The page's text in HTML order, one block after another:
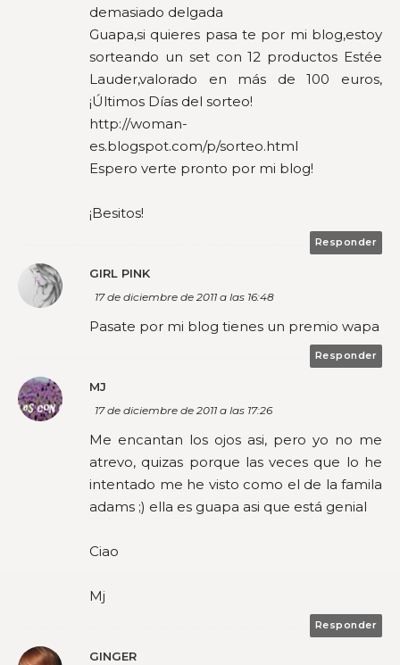
demasiado delgada
Guapa,si quieres pasa te por mi blog,estoy
sorteando un set con 12 productos Estée
Lauder,valorado en más de 100 euros,
¡Últimos Días del sorteo!
http://woman-
es.blogspot.com/p/sorteo.html
Espero verte pronto por mi blog!
¡Besitos!
Responder
GIRL PINK
17 de diciembre de 2011 a las 16:48
Pasate por mi blog tienes un premio wapa
Responder
MJ
17 de diciembre de 2011 a las 17:26
Me encantan los ojos asi, pero yo no me
atrevo, quizas porque las veces que lo he
intentado me he visto como el de la famila
adams ;) ella es guapa asi que está genial
Ciao
Mj
Responder
GINGER